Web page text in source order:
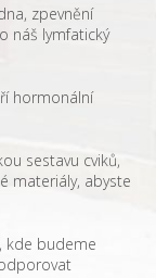
zpevnění
náš lymfatický
hormonální
sestavu cviků,
materiály, abyste
kde budeme